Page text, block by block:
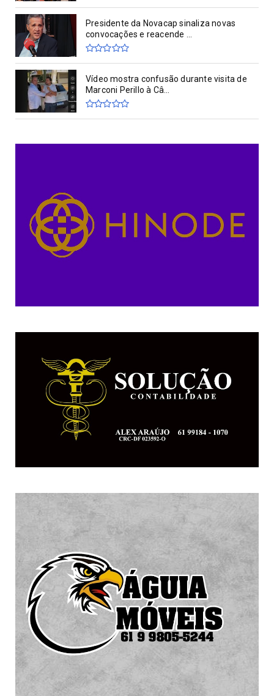
Presidente da Novacap sinaliza novas
convocações e reacende ...
Vídeo mostra confusão durante visita de
Marconi Perillo à Câ...